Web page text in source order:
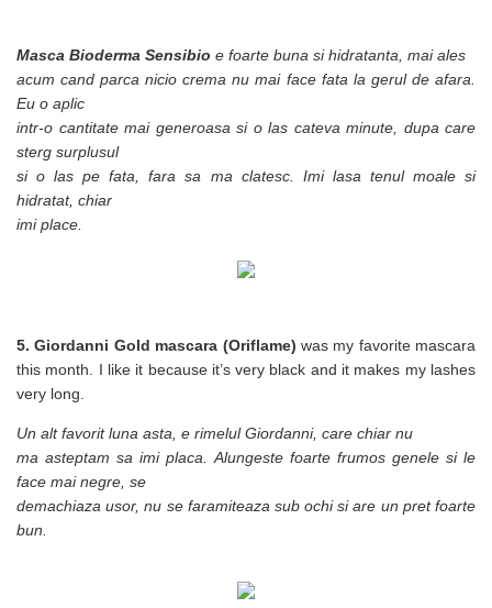
Masca Bioderma Sensibio e foarte buna si hidratanta, mai ales
acum cand parca nicio crema nu mai face fata la gerul de afara.
Eu o aplic
intr-o cantitate mai generoasa si o las cateva minute, dupa care
sterg surplusul
si o las pe fata, fara sa ma clatesc. Imi lasa tenul moale si
hidratat, chiar
imi place.
5. Giordanni Gold mascara (Oriflame) was my favorite mascara
this month. I like it because it’s very black and it makes my lashes
very long.
Un alt favorit luna asta, e rimelul Giordanni, care chiar nu
ma asteptam sa imi placa. Alungeste foarte frumos genele si le
face mai negre, se
demachiaza usor, nu se faramiteaza sub ochi si are un pret foarte
bun.